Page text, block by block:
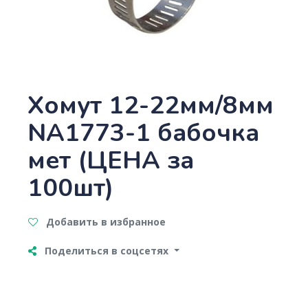
Хомут 12-22мм/8мм
NA1773-1 бабочка
мет (ЦЕНА за
100шт)
Добавить в избранное
Поделиться в соцсетях